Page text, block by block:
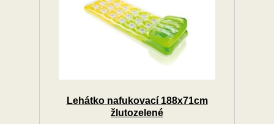
Lehátko nafukovací 188x71cm
žlutozelené